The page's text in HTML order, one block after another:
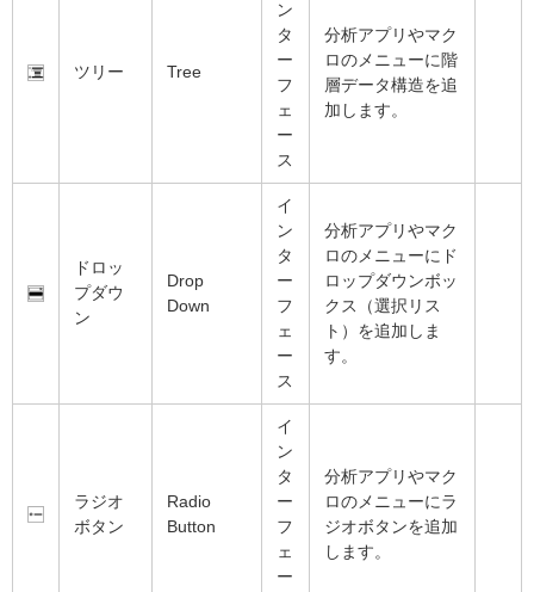
ツリー Tree
ン
タ
ー
フ
ェ
ー
ス
分析アプリやマク
ロのメニューに階
層データ構造を追
加します。
ドロッ
プダウ
ン
Drop
Down
イ
ン
タ
ー
フ
ェ
ー
ス
分析アプリやマク
ロのメニューにド
ロップダウンボッ
クス（選択リス
ト）を追加しま
す。
ラジオ
ボタン
Radio
Button
イ
ン
タ
ー
フ
ェ
ー
分析アプリやマク
ロのメニューにラ
ジオボタンを追加
します。